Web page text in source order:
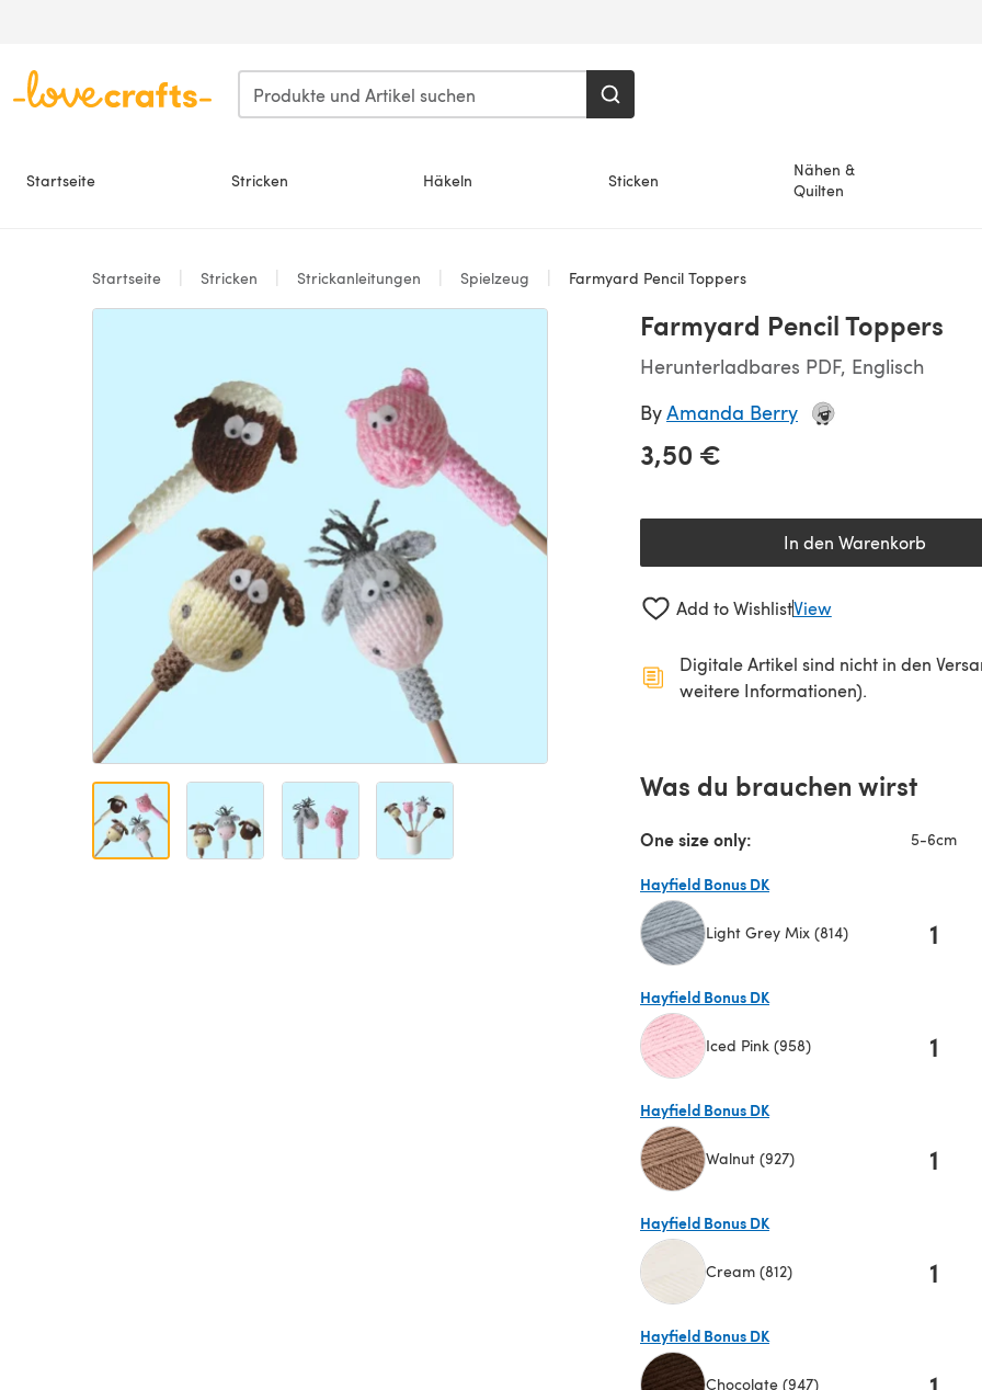
Startseite Stricken Häkeln Sticken
Nähen &
Quilten
Startseite Stricken Strickanleitungen Spielzeug Farmyard Pencil Toppers
Farmyard Pencil Toppers
Herunterladbares PDF, Englisch
ByAmanda Berry
3,50 €
In den Warenkorb
Add to WishlistView
Digitale Artikel sind nicht in den
weitere Informationen).
Was du brauchen wirst
One size only: 5-6cm
Hayfield Bonus DK
Light Grey Mix (814) 1
Hayfield Bonus DK
Iced Pink (958) 1
Hayfield Bonus DK
Walnut (927) 1
Hayfield Bonus DK
Cream (812) 1
Hayfield Bonus DK
Chocolate (947)